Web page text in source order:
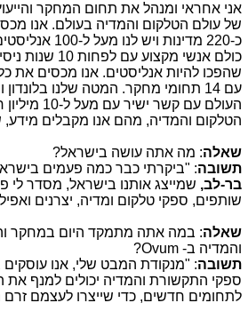
אני אחראי ומנהל את תחום המחקר
של עולם הטלקום והמדיה בעולם. אנו
כ-220 מדינות ויש לנו מעל ל-100
כולם אנשי מקצוע עם לפחות 10 שנות ניסיון בעולם ה-
שהפכו להיות אנליסטים. אנו מכסים את
עם 14 תחומי מחקר. המטה שלנו
העולם עם
הטלקום והמדיה, מהם אנו מקבלים מידע,
שאלה: מה אתה עושה בישראל?
תשובה: "ביקרתי כבר כמה פעמים
בר-לב, שמייצג אותנו בישראל, מסדר לי
שותפים, ספקי טלקום ומדיה, יצרנים
שאלה: במה אתה מתמקד היום במחקר
והמדיה ב- Ovum
?
תשובה: "מנקודת המבט שלי, אנו
ספקי התקשורת והמדיה יכולים למנף את
לתחומים חדשים, כדי שייצרו לעצמם